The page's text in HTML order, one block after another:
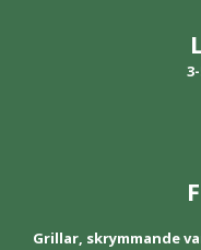
Grillar, skrymmande